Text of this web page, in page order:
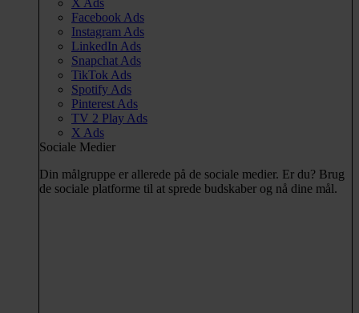
Facebook Ads
Instagram Ads
LinkedIn Ads
Snapchat Ads
TikTok Ads
Spotify Ads
Pinterest Ads
TV 2 Play Ads
X Ads
Sociale Medier
Din målgruppe er allerede på de sociale medier. Er du? Brug
de sociale platforme til at sprede budskaber og nå dine mål.